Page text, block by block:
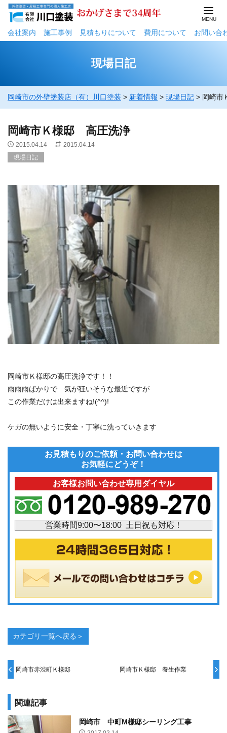
会社案内 施工事例 ⾒積もりについて 費用について お問い合
現場日記
岡崎市の外壁塗装店（有）川口塗装 > 新着情報 > 現場日記 > 岡崎
岡崎市Ｋ様邸 高圧洗浄
2015.04.14
2015.04.14
現場日記
岡崎市Ｋ様邸の高圧洗浄です！！
雨雨雨ばかりで 気が狂いそうな最近ですが
この作業だけは出来ますね!(^^)!
ケガの無いように安全・丁寧に洗っていきます
お見積もりのご依頼・お問い合わせは
お気軽にどうぞ！
お客様お問い合わせ専用ダイヤル
営業時間9:00〜18:00 土日祝も対応！
カテゴリ一覧へ戻る＞
岡崎市赤渋町Ｋ様邸 岡崎市Ｋ様邸 養生作業
関連記事
岡崎市 中町M様邸シーリング工事